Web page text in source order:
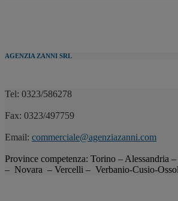
AGENZIA ZANNI SRL
Tel: 0323/586278
Fax: 0323/497759
Email: commerciale@agenziazanni.com
Province competenza: Torino – Alessandria –
– Novara – Vercelli – Verbanio-Cusio-